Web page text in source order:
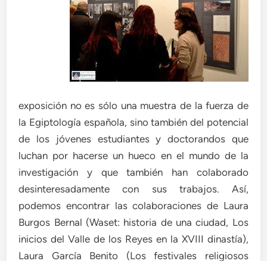
exposición no es sólo una muestra de la fuerza de
la Egiptología española, sino también del potencial
de los jóvenes estudiantes y doctorandos que
luchan por hacerse un hueco en el mundo de la
investigación y que también han colaborado
desinteresadamente con sus trabajos. Así,
podemos encontrar las colaboraciones de Laura
Burgos Bernal (Waset: historia de una ciudad, Los
inicios del Valle de los Reyes en la XVIII dinastía),
Laura García Benito (Los festivales religiosos